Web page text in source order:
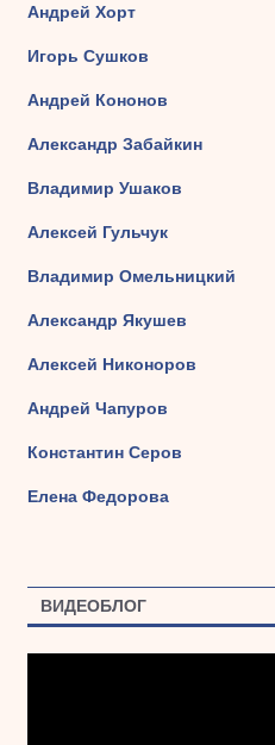
Андрей Хорт
Игорь Сушков
Андрей Кононов
Александр Забайкин
Владимир Ушаков
Алексей Гульчук
Владимир Омельницкий
Александр Якушев
Алексей Никоноров
Андрей Чапуров
Константин Серов
Елена Федорова
ВИДЕОБЛОГ